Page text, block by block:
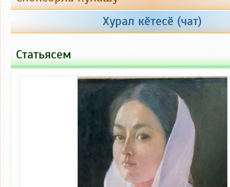
+500
Тӑкакланӑ: 27 420 тен.
Хурал кӗтесӗ (чат)
Статьясем